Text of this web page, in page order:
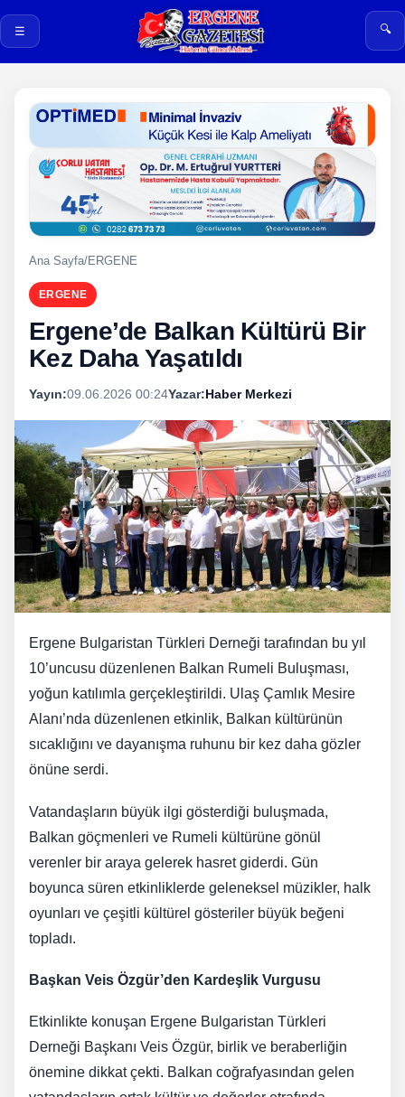
☰ 🔍
Ana Sayfa/ERGENE
ERGENE
Ergene’de Balkan Kültürü Bir
Kez Daha Yaşatıldı
Yayın:09.06.2026 00:24Yazar:Haber Merkezi
Ergene Bulgaristan Türkleri Derneği tarafından bu yıl
10’uncusu düzenlenen Balkan Rumeli Buluşması,
yoğun katılımla gerçekleştirildi. Ulaş Çamlık Mesire
Alanı’nda düzenlenen etkinlik, Balkan kültürünün
sıcaklığını ve dayanışma ruhunu bir kez daha gözler
önüne serdi.
Vatandaşların büyük ilgi gösterdiği buluşmada,
Balkan göçmenleri ve Rumeli kültürüne gönül
verenler bir araya gelerek hasret giderdi. Gün
boyunca süren etkinliklerde geleneksel müzikler, halk
oyunları ve çeşitli kültürel gösteriler büyük beğeni
topladı.
Başkan Veis Özgür’den Kardeşlik Vurgusu
Etkinlikte konuşan Ergene Bulgaristan Türkleri
Derneği Başkanı Veis Özgür, birlik ve beraberliğin
önemine dikkat çekti. Balkan coğrafyasından gelen